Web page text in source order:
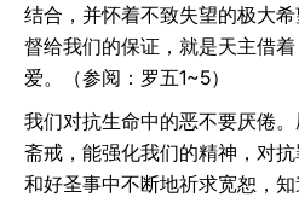
结合，并怀着不致失望的极大
督给我们的保证，就是天主借
爱。（参阅：罗五1~5）
我们对抗生命中的恶不要厌倦
斋戒，能强化我们的精神，对
和好圣事中不断地祈求宽恕，